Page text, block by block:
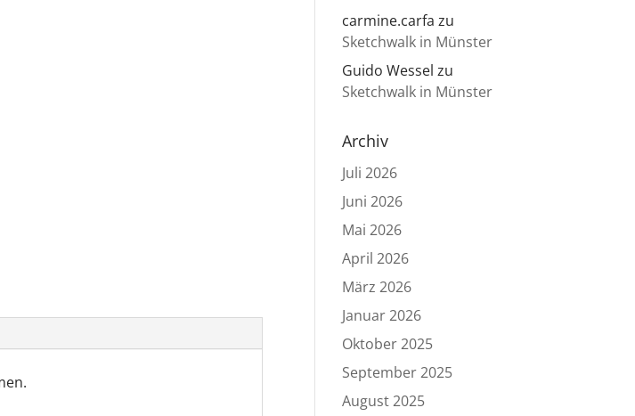
carmine.carfa zu
Sketchwalk in Münster
Guido Wessel zu
Sketchwalk in Münster
Archiv
Juli 2026
Juni 2026
Mai 2026
April 2026
März 2026
Januar 2026
Oktober 2025
September 2025
August 2025